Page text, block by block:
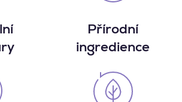
Přírodní
ingredience